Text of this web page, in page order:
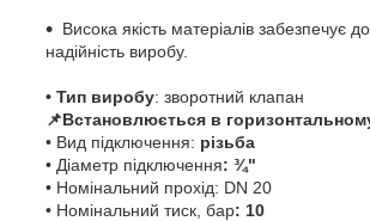
Висока якість матеріалів забезпечує
надійність виробу.
• Тип виробу: зворотний клапан
📌Встановлюється в
• Вид підключення: різьба
• Діаметр підключення: ¾"
• Номінальний прохід: DN 20
• Номінальний тиск, бар: 10